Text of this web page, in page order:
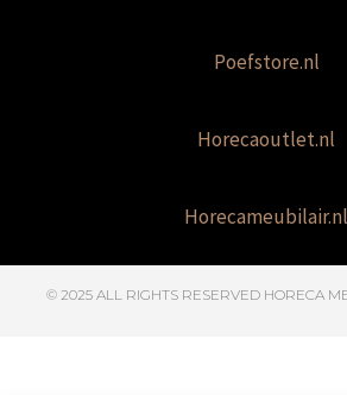
Poefstore.nl
Horecaoutlet.nl
Horecameubilair.nl
© 2025 ALL RIGHTS RESERVED​ HORECA